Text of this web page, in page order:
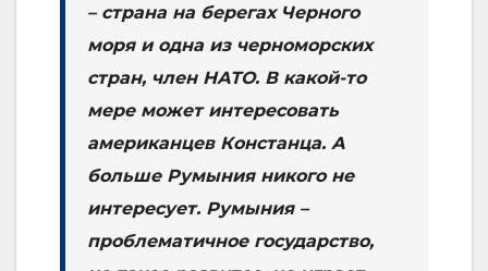
– страна на берегах Черного
моря и одна из черноморских
стран, член НАТО. В какой-то
мере может интересовать
американцев Констанца. А
больше Румыния никого не
интересует. Румыния –
проблематичное государство,